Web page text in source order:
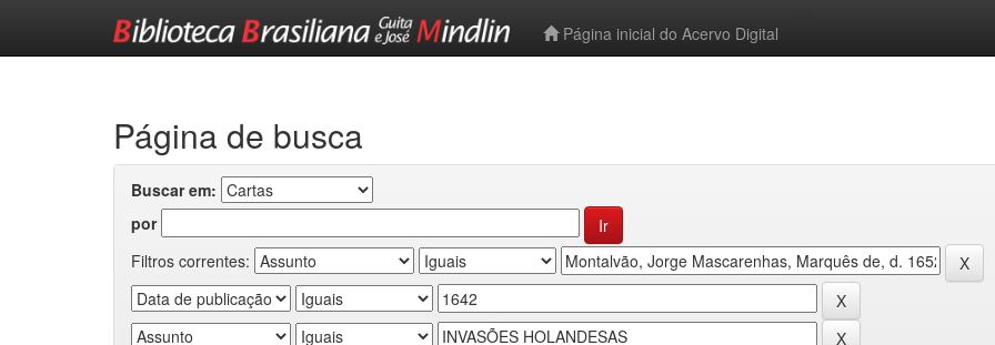
Página inicial do Acervo Digital
Página de busca
Buscar em:
por
Filtros correntes: